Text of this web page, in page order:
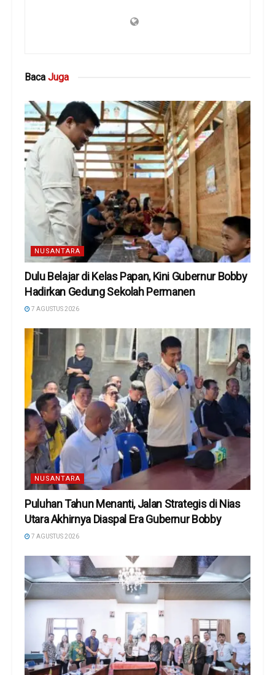
Baca Juga
NUSANTARA
Dulu Belajar di Kelas Papan, Kini Gubernur Bobby
Hadirkan Gedung Sekolah Permanen
7 AGUSTUS 2026
NUSANTARA
Puluhan Tahun Menanti, Jalan Strategis di Nias
Utara Akhirnya Diaspal Era Gubernur Bobby
7 AGUSTUS 2026